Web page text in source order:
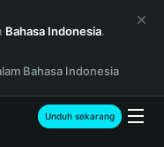
Bahasa Indonesia.
Bahasa Indonesia
Unduh sekarang